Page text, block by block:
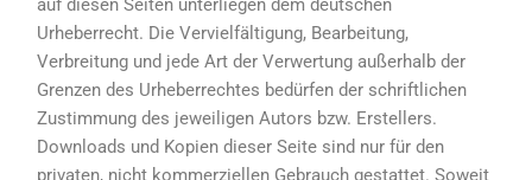
auf diesen Seiten unterliegen dem deutschen
Urheberrecht. Die Vervielfältigung, Bearbeitung,
Verbreitung und jede Art der Verwertung außerhalb der
Grenzen des Urheberrechtes bedürfen der schriftlichen
Zustimmung des jeweiligen Autors bzw. Erstellers.
Downloads und Kopien dieser Seite sind nur für den
privaten, nicht kommerziellen Gebrauch gestattet. Soweit